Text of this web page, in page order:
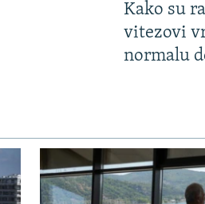
Kako su
vitezovi
normalu